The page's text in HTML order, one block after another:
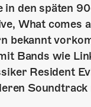
in den späten
What comes
bekannt
Bands wie
Resident